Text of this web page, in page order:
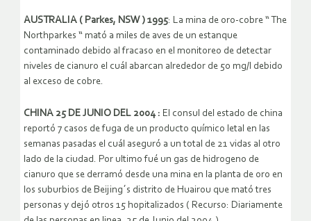
AUSTRALIA ( Parkes, NSW ) 1995: La mina de oro-cobre “ The
Northparkes “ mató a miles de aves de un estanque
contaminado debido al fracaso en el monitoreo de detectar
niveles de cianuro el cuál abarcan alrededor de 50 mg/l debido
al exceso de cobre.
CHINA 25 DE JUNIO DEL 2004 : El consul del estado de china
reportó 7 casos de fuga de un producto químico letal en las
semanas pasadas el cuál aseguró a un total de 21 vidas al otro
lado de la ciudad. Por ultimo fué un gas de hidrogeno de
cianuro que se derramó desde una mina en la planta de oro en
los suburbios de Beijing´s distrito de Huairou que mató tres
personas y dejó otros 15 hopitalizados ( Recurso: Diariamente